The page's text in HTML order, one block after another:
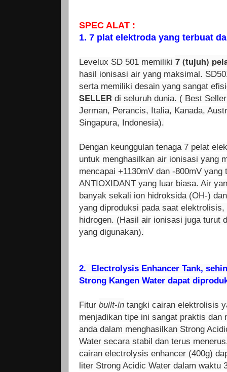
SPEC ALAT :
1. 7 plat elektroda yang terbuat
Levelux SD 501 memiliki 7 (tujuh)
hasil ionisasi air yang maksimal.
serta memiliki desain yang sangat
SELLER di seluruh dunia. ( Best
Jerman, Perancis, Italia, Kanada,
Singapura, Indonesia).
Dengan keunggulan tenaga 7 pelat
untuk menghasilkan air ionisasi yang
mencapai +1130mV dan -800mV
ANTIOXIDANT yang luar biasa. Air
banyak sekali ion hidroksida (OH-)
yang diproduksi pada saat
hidrogen. (Hasil air ionisasi juga turut
yang digunakan).
2.
Electrolysis Enhancer Tank,
Strong Kangen Water dapat
Fitur built-in tangki cairan elektrolisis
menjadikan tipe ini sangat praktis dan
anda dalam menghasilkan Strong
Water secara stabil dan terus
cairan electrolysis enhancer (400g)
liter Strong Acidic Water dalam waktu